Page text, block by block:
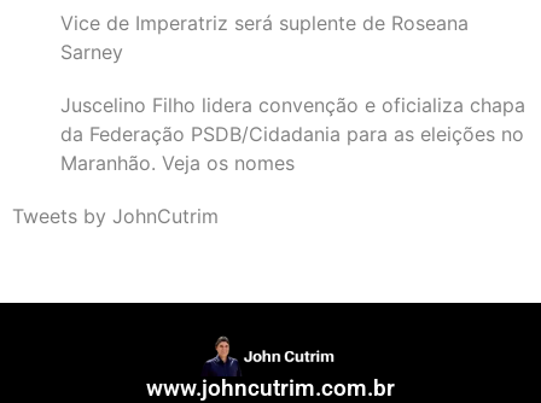
Vice de Imperatriz será suplente de Roseana
Sarney
Juscelino Filho lidera convenção e oficializa chapa
da Federação PSDB/Cidadania para as eleições no
Maranhão. Veja os nomes
Tweets by JohnCutrim
www.johncutrim.com.br